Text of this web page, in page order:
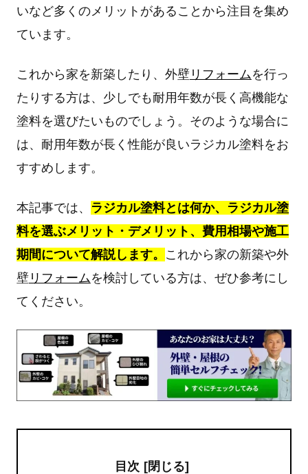
いなど多くのメリットがあることから注目を集め
ています。
これから家を新築したり、外壁リフォーム を行っ
たりする方は、少しでも耐用年数が長く高機能な
塗料を選びたいものでしょう。そのような場合に
は、耐用年数が長く性能が良いラジカル塗料をお
すすめします。
本記事では、
ラジカル塗料とは何か、ラジカル塗
料を選ぶメリット・デメリット、費用相場や施工
期間について解説します。
これから家の新築や外
壁リフォーム を検討している方は、ぜひ参考にし
てください。
目次